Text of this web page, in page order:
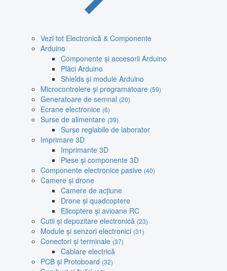
Vezi tot Electronică & Componente
Arduino
Componente și accesorii Arduino
Plăci Arduino
Shields și module Arduino
Microcontrolere și programatoare (59)
Generatoare de semnal (20)
Ecrane electronice (6)
Surse de alimentare (39)
Surse reglabile de laborator
Imprimare 3D
Imprimante 3D
Piese și componente 3D
Componente electronice pasive (40)
Camere și drone
Camere de acțiune
Drone și quadcoptere
Elicoptere și avioane RC
Cutii și depozitare electronică (23)
Module și senzori electronici (31)
Conectori și terminale (37)
Cablare electrică
PCB și Protoboard (32)